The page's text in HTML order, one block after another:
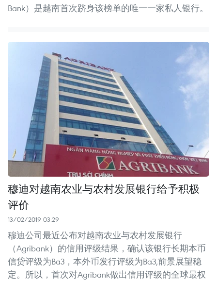
Bank）是越南首次跻身该榜单的唯一一家私人银行。
穆迪对越南农业与农村发展银行给予积极
评价
13/02/2019 03:29
穆迪公司最近公布对越南农业与农村发展银行
（Agribank）的信用评级结果，确认该银行长期本币
信贷评级为Ba3，本外币发行评级为Ba3,前景展望稳
定。所以，首次对Agribank做出信用评级的全球最权